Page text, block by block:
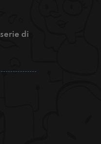
di